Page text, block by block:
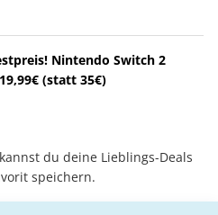
Nintendo Switch 2
(statt 35€)
du deine Lieblings-Deals
speichern.